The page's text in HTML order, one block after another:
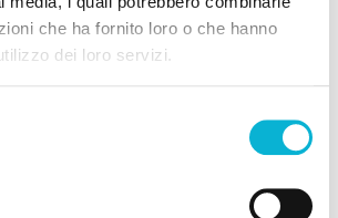
che ha fornito loro o che hanno
dei loro servizi.
anche costi elevati, tempistiche
manutenzione, quando posso
ma solo in parte”. Al momentoil
tradizionale
, per diversi